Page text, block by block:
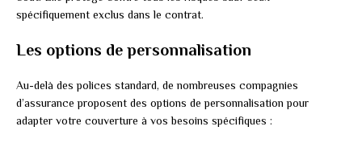
spécifiquement exclus dans le contrat.
Les options de personnalisation
Au-delà des polices standard, de nombreuses compagnies
d’assurance proposent des options de personnalisation pour
adapter votre couverture à vos besoins spécifiques :